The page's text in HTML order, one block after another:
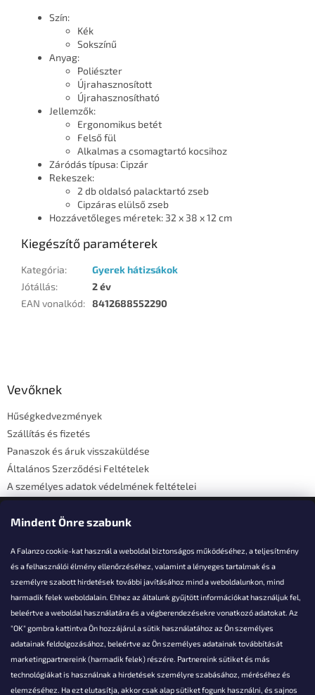
Mindent Önre szabunk
A Falanzo cookie-kat használ a weboldal biztonságos működéséhez, a teljesítmény
és a felhasználói élmény ellenőrzéséhez, valamint a lényeges tartalmak és a
személyre szabott hirdetések további javításához mind a weboldalunkon, mind
harmadik felek weboldalain. Ehhez az általunk gyűjtött információkat használjuk fel,
beleértve a weboldal használatára és a végberendezésekre vonatkozó adatokat. Az
"OK" gombra kattintva Ön hozzájárul a sütik használatához az Ön személyes
adatainak feldolgozásához, beleértve az Ön személyes adatainak továbbítását
marketingpartnereink (harmadik felek) részére. Partnereink sütiket és más
technológiákat is használnak a hirdetések személyre szabásához, méréséhez és
elemzéséhez. Ha ezt elutasítja, akkor csak alap sütiket fogunk használni, és sajnos
Szín:
Kék
Sokszínű
Anyag:
Poliészter
Újrahasznosított
Újrahasznosítható
Jellemzők:
Ergonomikus betét
Felső fül
Alkalmas a csomagtartó kocsihoz
Záródás típusa: Cipzár
Rekeszek:
2 db oldalsó palacktartó zseb
Cipzáras elülső zseb
Hozzávetőleges méretek: 32 x 38 x 12 cm
Kiegészítő paraméterek
Kategória:
Gyerek hátizsákok
Jótállás:
2 év
EAN vonalkód: 8412688552290
Vevőknek
Hűségkedvezmények
Szállítás és fizetés
Panaszok és áruk visszaküldése
Általános Szerződési Feltételek
A személyes adatok védelmének feltételei
Elérhetőségi adatok
Akarsz kérdezni valamit?
info@falanzo.hu